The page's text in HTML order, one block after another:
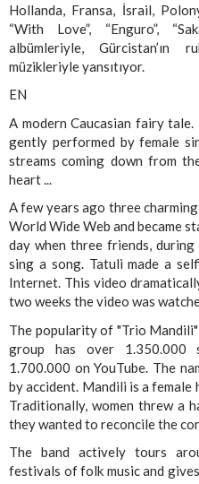
Hollanda, Fransa, İsrail,
“With Love”, “Enguro”,
albümleriyle, Gürcistan’ın
müzikleriyle yansıtıyor.
EN
A modern Caucasian fairy
gently performed by female
streams coming down from
heart ...
A few years ago three
World Wide Web and became
day when three friends,
sing a song. Tatuli made a
Internet. This video
two weeks the video was
The popularity of "Trio
group has over 1.350.000
1.700.000 on YouTube. The
by accident. Mandili is a female
Traditionally, women threw a
they wanted to reconcile the
The band actively tours
festivals of folk music and